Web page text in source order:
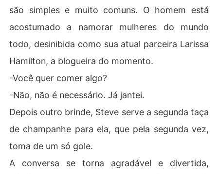
são simples e muito comuns. O homem está
acostumado a namorar mulheres do mundo
todo, desinibida como sua atual parceira Larissa
Hamilton, a blogueira do momento.
-Você quer comer algo?
-Não, não é necessário. Já jantei.
Depois outro brinde, Steve serve a segunda taça
de champanhe para ela, que pela segunda vez,
toma de um só gole.
A conversa se torna agradável e divertida,